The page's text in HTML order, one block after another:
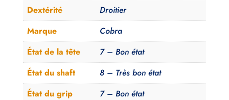
Z
XL
Femme
Dextérité
Droitier
Marque
Cobra
État de la tête
7 – Bon état
État du shaft
8 – Très bon état
État du grip
7 – Bon état